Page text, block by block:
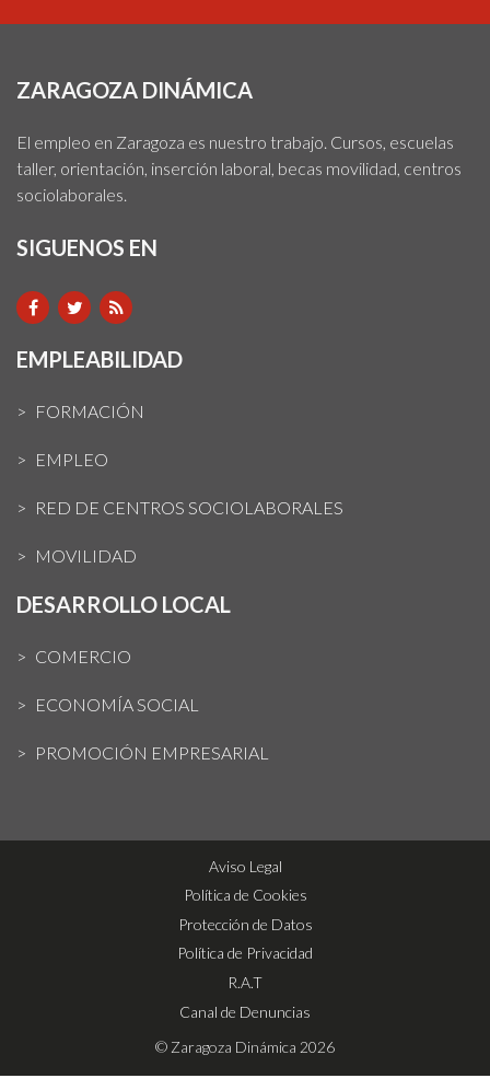
ZARAGOZA DINÁMICA
El empleo en Zaragoza es nuestro trabajo. Cursos, escuelas
taller, orientación, inserción laboral, becas movilidad, centros
sociolaborales.
SIGUENOS EN
EMPLEABILIDAD
FORMACIÓN
EMPLEO
RED DE CENTROS SOCIOLABORALES
MOVILIDAD
DESARROLLO LOCAL
COMERCIO
ECONOMÍA SOCIAL
PROMOCIÓN EMPRESARIAL
Aviso Legal
Política de Cookies
Protección de Datos
Política de Privacidad
R.A.T
Canal de Denuncias
© Zaragoza Dinámica 2026